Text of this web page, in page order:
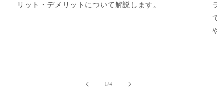
リット・デメリットについて解説します。
1/の
4